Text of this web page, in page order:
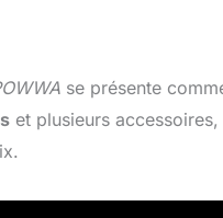
se présente
et plusieurs